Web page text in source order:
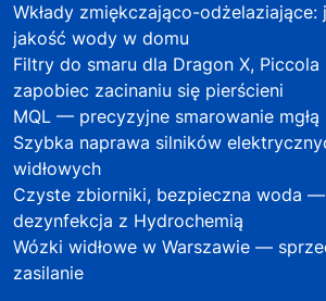
Wkłady zmiękczająco-odżelaziające:
jakość wody w domu
Filtry do smaru dla Dragon X,
zapobiec zacinaniu się pierścieni
MQL — precyzyjne smarowanie
Szybka naprawa silników
widłowych
Czyste zbiorniki, bezpieczna woda
dezynfekcja z Hydrochemią
Wózki widłowe w Warszawie —
zasilanie